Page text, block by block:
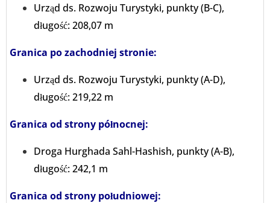
Urząd ds. Rozwoju Turystyki, punkty (B-C),
długość: 208,07 m
Granica po zachodniej stronie:
Urząd ds. Rozwoju Turystyki, punkty (A-D),
długość: 219,22 m
Granica od strony północnej:
Droga Hurghada Sahl-Hashish, punkty (A-B),
długość: 242,1 m
Granica od strony południowej: